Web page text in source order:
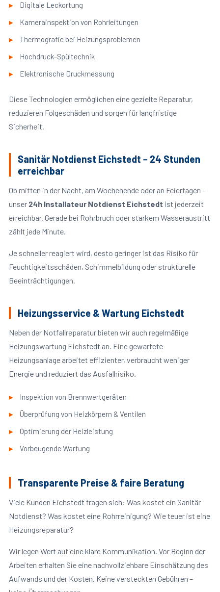
Digitale Leckortung
Kamerainspektion von Rohrleitungen
Thermografie bei Heizungsproblemen
Hochdruck-Spültechnik
Elektronische Druckmessung
Diese Technologien ermöglichen eine gezielte Reparatur,
reduzieren Folgeschäden und sorgen für langfristige
Sicherheit.
Sanitär Notdienst Eichstedt – 24 Stunden
erreichbar
Ob mitten in der Nacht, am Wochenende oder an Feiertagen –
unser 24h Installateur Notdienst Eichstedt ist jederzeit
erreichbar. Gerade bei Rohrbruch oder starkem Wasseraustritt
zählt jede Minute.
Je schneller reagiert wird, desto geringer ist das Risiko für
Feuchtigkeitsschäden, Schimmelbildung oder strukturelle
Beeinträchtigungen.
Heizungsservice & Wartung Eichstedt
Neben der Notfallreparatur bieten wir auch regelmäßige
Heizungswartung Eichstedt an. Eine gewartete
Heizungsanlage arbeitet effizienter, verbraucht weniger
Energie und reduziert das Ausfallrisiko.
Inspektion von Brennwertgeräten
Überprüfung von Heizkörpern & Ventilen
Optimierung der Heizleistung
Vorbeugende Wartung
Transparente Preise & faire Beratung
Viele Kunden Eichstedt fragen sich: Was kostet ein Sanitär
Notdienst? Was kostet eine Rohrreinigung? Wie teuer ist eine
Heizungsreparatur?
Wir legen Wert auf eine klare Kommunikation. Vor Beginn der
Arbeiten erhalten Sie eine nachvollziehbare Einschätzung des
Aufwands und der Kosten. Keine versteckten Gebühren –